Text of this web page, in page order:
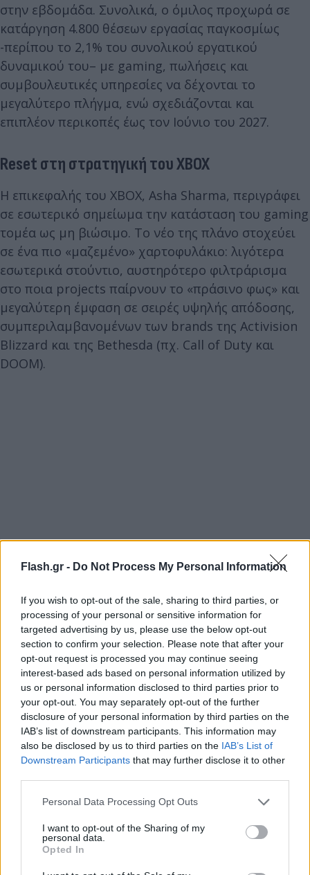
Flash.gr - Do Not Process My Personal Information
If you wish to opt-out of the sale, sharing to third parties, or
processing of your personal or sensitive information for
targeted advertising by us, please use the below opt-out
section to confirm your selection. Please note that after your
opt-out request is processed you may continue seeing
interest-based ads based on personal information utilized by
us or personal information disclosed to third parties prior to
your opt-out. You may separately opt-out of the further
disclosure of your personal information by third parties on the
IAB’s list of downstream participants. This information may
also be disclosed by us to third parties on the IAB’s List of
Downstream Participants that may further disclose it to other
Please note that this website/app uses one or more Google
not limited to your visit or usage behaviour. You may click to
grant or deny consent to Google and its third-party tags to
use your data for below specified purposes in below Google
consent section.
Personal Data Processing Opt Outs
I want to opt-out of the Sharing of my
personal data.
Opted In
στην εβδομάδα. Συνολικά, ο όμιλος προχωρά σε
κατάργηση 4.800 θέσεων εργασίας παγκοσμίως
-περίπου το 2,1% του συνολικού εργατικού
δυναμικού του– με gaming, πωλήσεις και
συμβουλευτικές υπηρεσίες να δέχονται το
μεγαλύτερο πλήγμα, ενώ σχεδιάζονται και
επιπλέον περικοπές έως τον Ιούνιο του 2027.
Reset στη στρατηγική του XBOX
Η επικεφαλής του XBOX, Asha Sharma, περιγράφει
σε εσωτερικό σημείωμα την κατάσταση του gaming
τομέα ως μη βιώσιμο. Το νέο της πλάνο στοχεύει
σε ένα πιο «μαζεμένο» χαρτοφυλάκιο: λιγότερα
εσωτερικά στούντιο, αυστηρότερο φιλτράρισμα
στο ποια projects παίρνουν το «πράσινο φως» και
μεγαλύτερη έμφαση σε σειρές υψηλής απόδοσης,
συμπεριλαμβανομένων των brands της Activision
Blizzard και της Bethesda (πχ. Call of Duty και
DOOM).
This is an important email I sent today to all
employees at XBOX: